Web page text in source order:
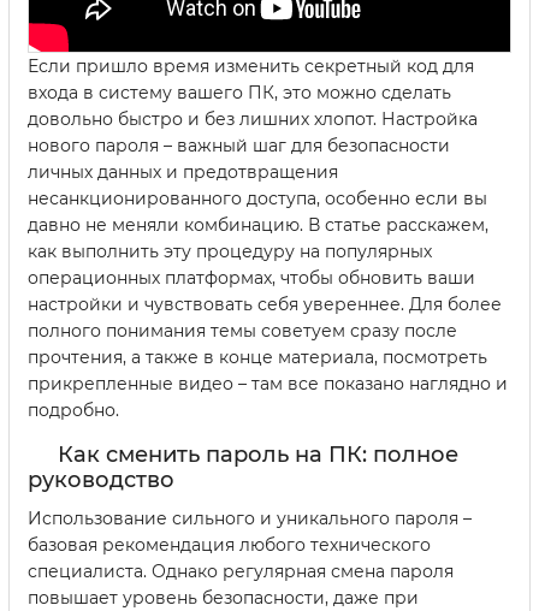
Если пришло время изменить секретный код для
входа в систему вашего ПК, это можно сделать
довольно быстро и без лишних хлопот. Настройка
нового пароля – важный шаг для безопасности
личных данных и предотвращения
несанкционированного доступа, особенно если вы
давно не меняли комбинацию. В статье расскажем,
как выполнить эту процедуру на популярных
операционных платформах, чтобы обновить ваши
настройки и чувствовать себя увереннее. Для более
полного понимания темы советуем сразу после
прочтения, а также в конце материала, посмотреть
прикрепленные видео – там все показано наглядно и
подробно.
Как сменить пароль на ПК: полное
руководство
Использование сильного и уникального пароля –
базовая рекомендация любого технического
специалиста. Однако регулярная смена пароля
повышает уровень безопасности, даже при